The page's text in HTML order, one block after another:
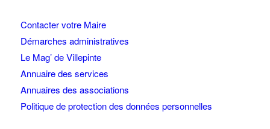
Contacter votre Maire
Démarches administratives
Le Mag’ de Villepinte
Annuaire des services
Annuaires des associations
Politique de protection des données personnelles